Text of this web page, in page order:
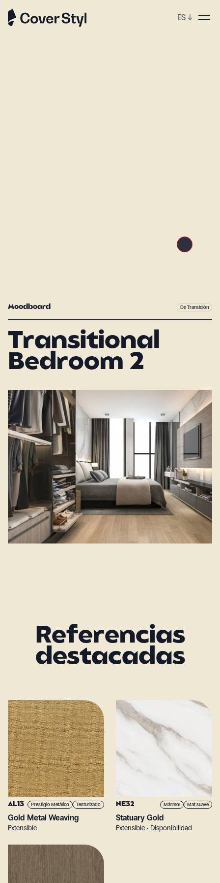
ES ↓
Moodboard De Transición
Transitional
Bedroom 2
Referencias
destacadas
AL13 Prestigio Metálico Testurizado
Gold Metal Weaving
Extensible
NE32 Mármol Mat suave
Statuary Gold
Extensible • Disponibilidad